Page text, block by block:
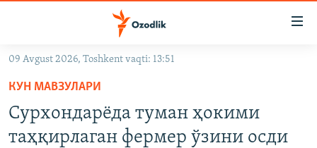
Асосий
навигацияга
ўтинг
Қидиришга
OZODARXIV
09 Avgust 2026, Toshkent vaqti: 13:51
КУН МАВЗУЛАРИ
Сурхондарёда туман ҳокими
таҳқирлаган фермер ўзини осди